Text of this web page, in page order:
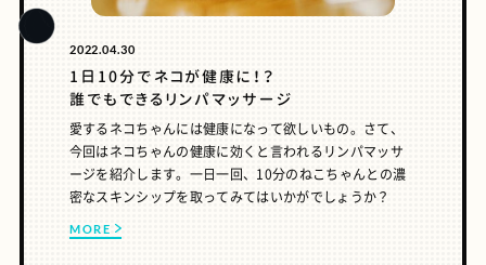
2022.04.30
1日10分でネコが健康に！？
誰でもできるリンパマッサージ
愛するネコちゃんには健康になって欲しいもの。さて、
今回はネコちゃんの健康に効くと言われるリンパマッサ
ージを紹介します。一日一回、10分のねこちゃんとの濃
密なスキンシップを取ってみてはいかがでしょうか？
MORE